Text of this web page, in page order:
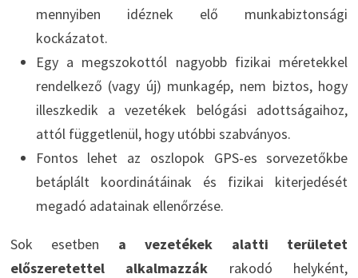
mennyiben idéznek elő munkabiztonsági
kockázatot.
Egy a megszokottól nagyobb fizikai méretekkel
rendelkező (vagy új) munkagép, nem biztos, hogy
illeszkedik a vezetékek belógási adottságaihoz,
attól függetlenül, hogy utóbbi szabványos.
Fontos lehet az oszlopok GPS-es sorvezetőkbe
betáplált koordinátáinak és fizikai kiterjedését
megadó adatainak ellenőrzése.
Sok esetben a vezetékek alatti területet
előszeretettel alkalmazzák rakodó helyként,